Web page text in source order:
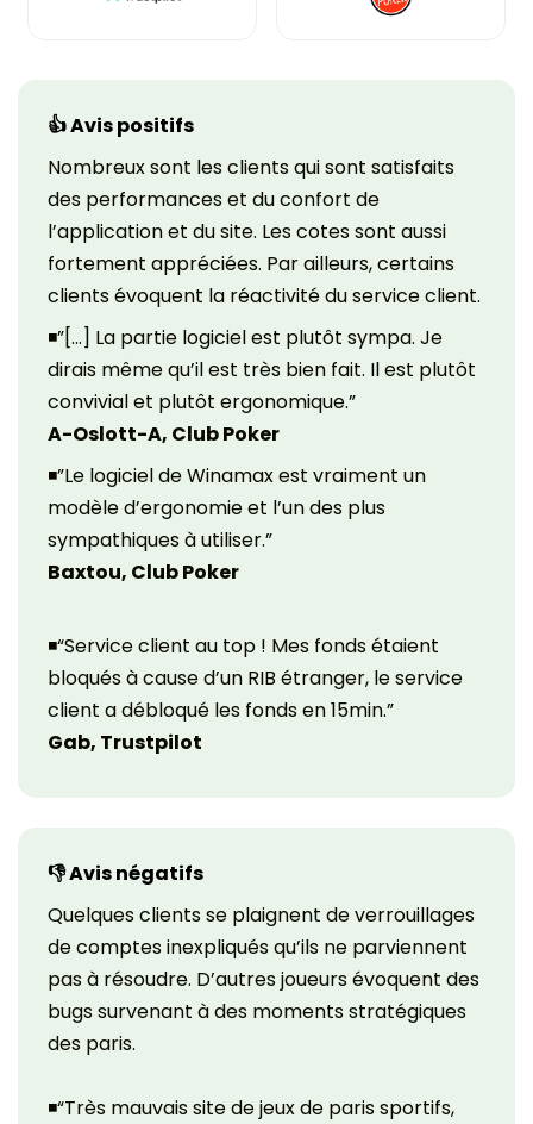
👍 Avis positifs
Nombreux sont les clients qui sont satisfaits
des performances et du confort de
l’application et du site. Les cotes sont aussi
fortement appréciées. Par ailleurs, certains
clients évoquent la réactivité du service client.
◾”[…] La partie logiciel est plutôt sympa. Je
dirais même qu’il est très bien fait. Il est plutôt
convivial et plutôt ergonomique.”
A-Oslott-A, Club Poker
◾”Le logiciel de Winamax est vraiment un
modèle d’ergonomie et l’un des plus
sympathiques à utiliser.”
Baxtou, Club Poker
◾“Service client au top ! Mes fonds étaient
bloqués à cause d’un RIB étranger, le service
client a débloqué les fonds en 15min.”
Gab, Trustpilot
👎 Avis négatifs
Quelques clients se plaignent de verrouillages
de comptes inexpliqués qu’ils ne parviennent
pas à résoudre. D’autres joueurs évoquent des
bugs survenant à des moments stratégiques
des paris.
◾“Très mauvais site de jeux de paris sportifs,